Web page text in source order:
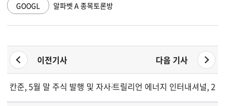
GOOGL 알파벳 A 종목토론방
이전기사 다음 기사
칸준, 5월 말 주식 발행 및 자사주 매입 활동 상세 공개
트릴리언 에너지 인터내셔널,